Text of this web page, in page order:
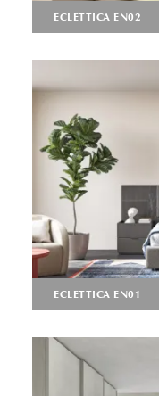
ECLETTICA EN02
ECLETTICA EN01